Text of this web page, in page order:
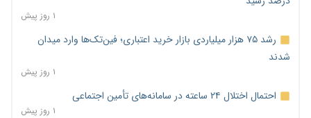
۱ روز پیش
رشد ۷۵ هزار میلیاردی بازار خرید اعتباری؛ فین‌تک‌ها وارد میدان
شدند
۱ روز پیش
احتمال اختلال ۲۴ ساعته در سامانه‌های تأمین اجتماعی
۱ روز پیش